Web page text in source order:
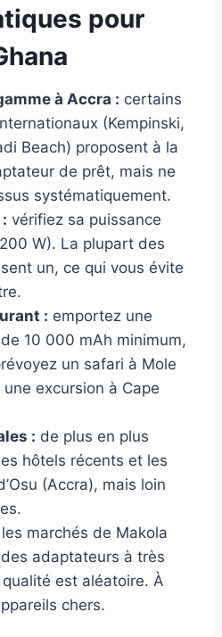
pour
à Accra : certains
(Kempinski,
Beach) proposent à la
de prêt, mais ne
systématiquement.
vérifiez sa puissance
W). La plupart des
un, ce qui vous évite
: emportez une
10 000 mAh minimum,
un safari à Mole
excursion à Cape
: de plus en plus
hôtels récents et les
(Accra), mais loin
les marchés de Makola
adaptateurs à très
est aléatoire. À
chers.